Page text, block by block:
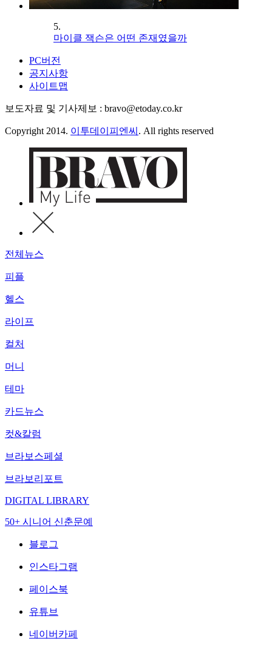
5.
마이클 잭슨은 어떤 존재였을까
PC버전
공지사항
사이트맵
보도자료 및 기사제보 : bravo@etoday.co.kr
Copyright 2014. 이투데이피엔씨 . All rights reserved
전체뉴스
피플
헬스
라이프
컬처
머니
테마
카드뉴스
컷&칼럼
브라보스페셜
브라보리포트
DIGITAL LIBRARY
50+ 시니어 신춘문예
블로그
인스타그램
페이스북
유튜브
네이버카페